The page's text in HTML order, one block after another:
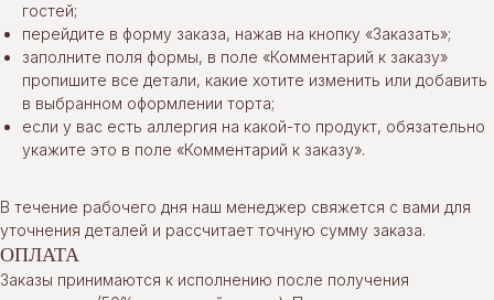
гостей;
перейдите в форму заказа, нажав на кнопку «Заказать»;
заполните поля формы, в поле «Комментарий к заказу»
пропишите все детали, какие хотите изменить или добавить
в выбранном оформлении торта;
если у вас есть аллергия на какой-то продукт, обязательно
укажите это в поле «Комментарий к заказу».
В течение рабочего дня наш менеджер свяжется с вами для
уточнения деталей и рассчитает точную сумму заказа.
ОПЛАТА
Заказы принимаются к исполнению после получения